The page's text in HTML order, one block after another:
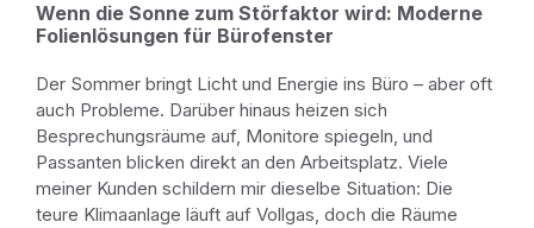
Wenn die Sonne zum Störfaktor wird: Moderne
Folienlösungen für Bürofenster
Der Sommer bringt Licht und Energie ins Büro – aber oft
auch Probleme. Darüber hinaus heizen sich
Besprechungsräume auf, Monitore spiegeln, und
Passanten blicken direkt an den Arbeitsplatz. Viele
meiner Kunden schildern mir dieselbe Situation: Die
teure Klimaanlage läuft auf Vollgas, doch die Räume